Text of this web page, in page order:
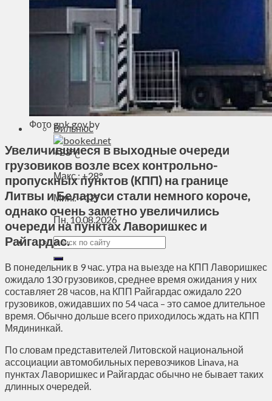
Визиты
Выборы
Агроновости
Едим дома
Духовное пространство
Спорт
Энергетика
Вильнюс
+23°C
Макс.:+28°
Мин.:+12°
Пн, 10.08.2026
Фото gpk.gov.by
Увеличившиеся в выходные очереди
грузовиков возле всех контрольно-
пропускных пунктов (КПП) на границе
Литвы и Беларуси стали немного короче,
однако очень заметно увеличились
очереди на пунктах Лаворишкес и
Райгардас.
В понедельник в 9 час. утра на выезде на КПП Лаворишкес
ожидало 130 грузовиков, среднее время ожидания у них
составляет 28 часов, на КПП Райгардас ожидало 220
грузовиков, ожидавших по 54 часа – это самое длительное
время. Обычно дольше всего приходилось ждать на КПП
Мядининкай.
По словам представителей Литовской национальной
ассоциации автомобильных перевозчиков Linava, на
пунктах Лаворишкес и Райгардас обычно не бывает таких
длинных очередей.